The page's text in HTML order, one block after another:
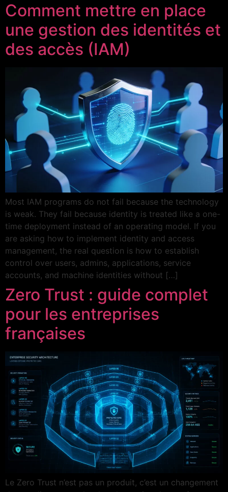
Comment mettre en place
une gestion des identités et
des accès (IAM)
Most IAM programs do not fail because the technology
is weak. They fail because identity is treated like a one-
time deployment instead of an operating model. If you
are asking how to implement identity and access
management, the real question is how to establish
control over users, admins, applications, service
accounts, and machine identities without […]
Zero Trust : guide complet
pour les entreprises
françaises
Le Zero Trust n’est pas un produit, c’est un changement